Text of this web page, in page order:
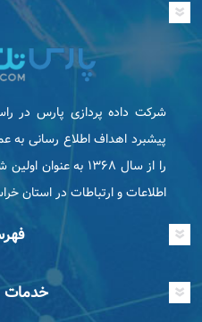
پیشبرد اهداف اطلاع رسانی به
را از سال ۱۳۶۸ به
اطلاعات و ارتباطات در استان